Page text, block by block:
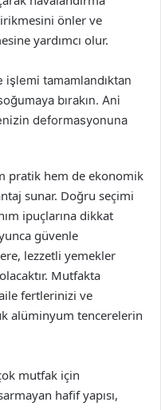
önler ve
yardımcı olur.
işlemi tamamlandıktan
bırakın. Ani
deformasyonuna
pratik hem de ekonomik
sunar. Doğru seçimi
ipuçlarına dikkat
güvenle
lezzetli yemekler
Mutfakta
fertlerinizi ve
alüminyum tencerelerin
mutfak için
hafif yapısı,